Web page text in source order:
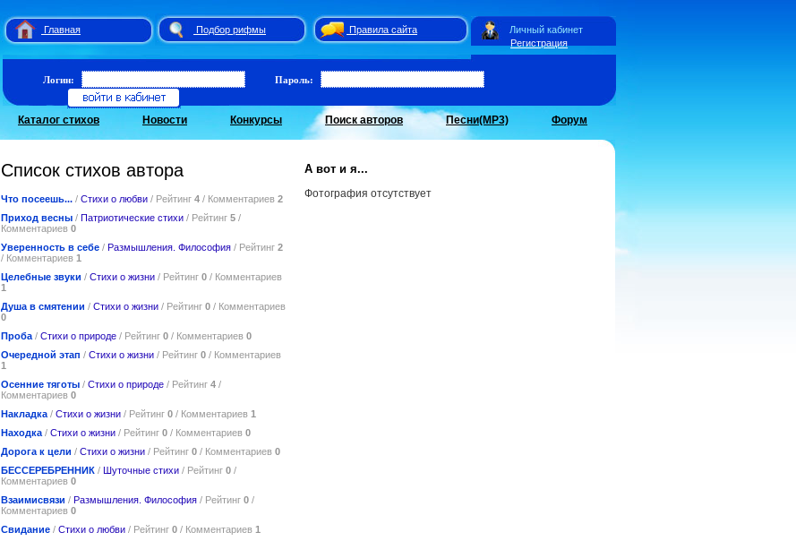
Главная Подбор рифмы
Правила сайта
Регистрация
Личный кабинет
Логин: Пароль:
Каталог стихов Новости Конкурсы Поиск авторов Песни(MP3) Форум
Список стихов автора
Что посеешь... / Стихи о любви / Рейтинг 4 / Комментариев 2
Приход весны / Патриотические стихи / Рейтинг 5 /
Комментариев 0
Уверенность в себе / Размышления. Философия / Рейтинг 2
/ Комментариев 1
Целебные звуки / Стихи о жизни / Рейтинг 0 / Комментариев
1
Душа в смятении / Стихи о жизни / Рейтинг 0 / Комментариев
0
Проба / Стихи о природе / Рейтинг 0 / Комментариев 0
Очередной этап / Стихи о жизни / Рейтинг 0 / Комментариев
1
Осенние тяготы / Стихи о природе / Рейтинг 4 /
Комментариев 0
Накладка / Стихи о жизни / Рейтинг 0 / Комментариев 1
Находка / Стихи о жизни / Рейтинг 0 / Комментариев 0
Дорога к цели / Стихи о жизни / Рейтинг 0 / Комментариев 0
БЕССЕРЕБРЕННИК / Шуточные стихи / Рейтинг 0 /
Комментариев 0
Взаимисвязи / Размышления. Философия / Рейтинг 0 /
Комментариев 0
Свидание / Стихи о любви / Рейтинг 0 / Комментариев 1
А вот и я...
Фотография отсутствует